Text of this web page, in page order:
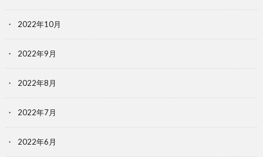
2022年10月
2022年9月
2022年8月
2022年7月
2022年6月